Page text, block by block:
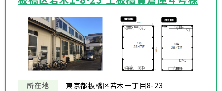
所在地
東京都板橋区若木一丁目8-23